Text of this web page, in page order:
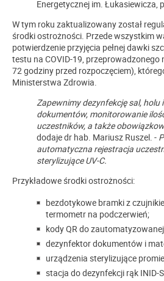
Energetycznej im. Łukasiewicza,
W tym roku zaktualizowany został
środki ostrożności. Przede wszystkim
potwierdzenie przyjęcia pełnej dawki
testu na COVID-19,
72 godziny przed rozpoczęciem),
Ministerstwa Zdrowia.
Zapewnimy dezynfekcję sal,
dokumentów, monitorowanie
uczestników, a także
dodaje dr hab. Mariusz Ruszel. -
automatyczna rejestracja
sterylizujące UV-C.
Przykładowe środki ostrożności:
bezdotykowe bramki z
termometr na podczerwień;
kody QR do
dezynfektor dokumentów i
urządzenia sterylizujące
stacja do dezynfekcji rąk INID-